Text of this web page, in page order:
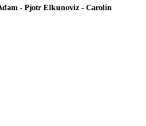
- Pjotr Elkunoviz - Carolin